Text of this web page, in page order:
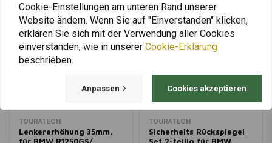
TOURATECH
Lenkererhöhung 35mm,
TOURATECH
Sicherheits Rückspiegel
Cookie-Einstellungen am unteren Rand unserer
Website ändern. Wenn Sie auf "Einverstanden" klicken,
erklären Sie sich mit der Verwendung aller Cookies
einverstanden, wie in unserer Cookie-Erklärung
beschrieben.
Anpassen Cookies akzeptieren